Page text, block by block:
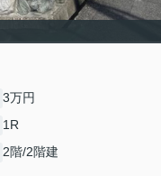
3万円
1R
2階/2階建